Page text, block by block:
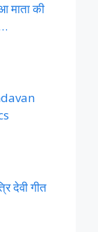
माता की
देवी गीत